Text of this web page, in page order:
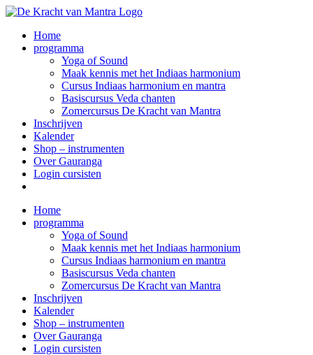
Ga
inhoudHome
programma
Yoga of Sound
Maak kennis met het Indiaas harmonium
Cursus Indiaas harmonium en mantra
Basiscursus Veda chanten
Zomercursus De Kracht van Mantra
Inschrijven
Kalender
Shop – instrumenten
Over Gauranga
Login cursisten
Home
programma
Yoga of Sound
Maak kennis met het Indiaas harmonium
Cursus Indiaas harmonium en mantra
Basiscursus Veda chanten
Zomercursus De Kracht van Mantra
Inschrijven
Kalender
Shop – instrumenten
Over Gauranga
Login cursisten